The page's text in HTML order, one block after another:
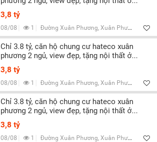
3,8 tỷ
08/08 1 Đường Xuân Phương, Xuân Phương, Hà Nội
Chỉ 3.8 tỷ, căn hộ chung cư hateco xuân
phương 2 ngủ, view đẹp, tặng nội thất ở...
3,8 tỷ
08/08 1 Đường Xuân Phương, Xuân Phương, Hà Nội
Chỉ 3.8 tỷ, căn hộ chung cư hateco xuân
phương 2 ngủ, view đẹp, tặng nội thất ở...
3,8 tỷ
08/08 1 Đường Xuân Phương, Xuân Phương, Hà Nội